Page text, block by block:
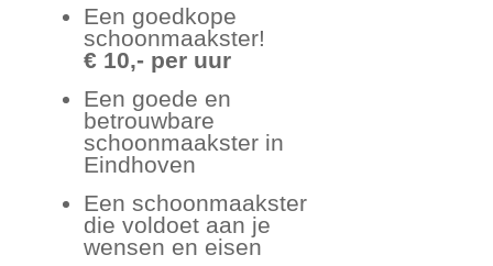
Een goedkope
schoonmaakster!
€ 10,- per uur
Een goede en
betrouwbare
schoonmaakster in
Eindhoven
Een schoonmaakster
die voldoet aan je
wensen en eisen